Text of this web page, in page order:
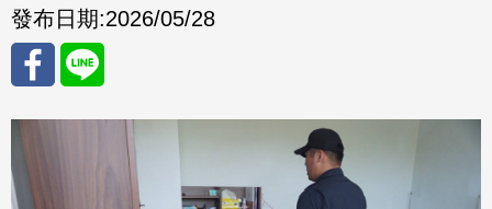
發布日期:2026/05/28
分享
至
分享
至